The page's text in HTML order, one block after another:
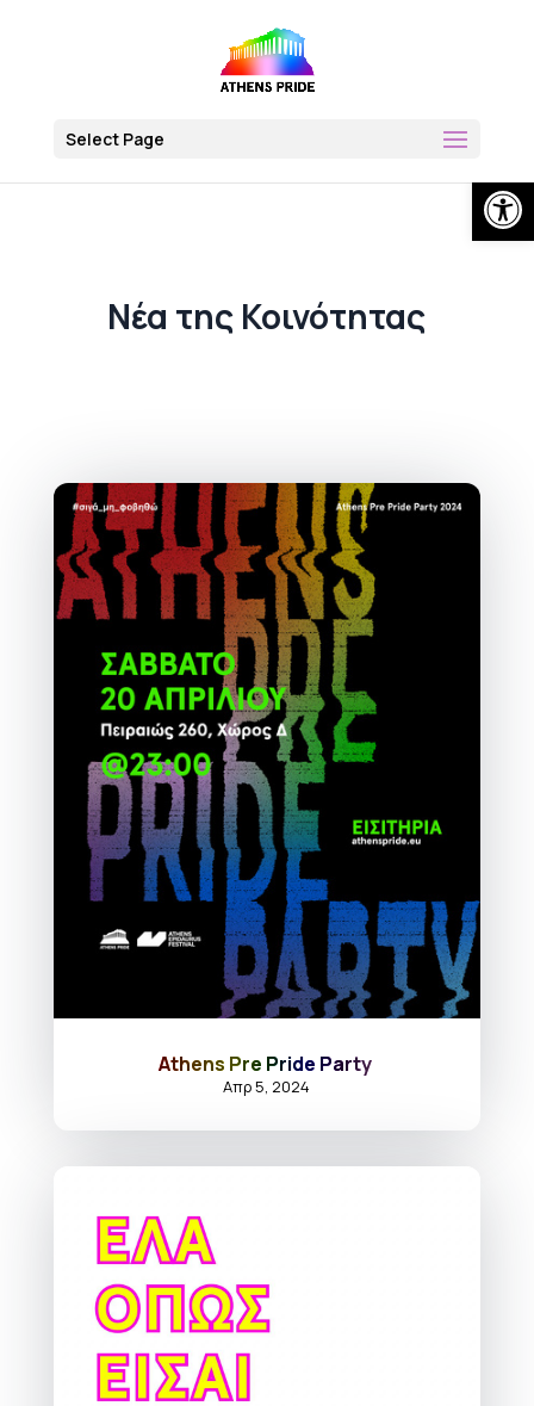
Select Page
Νέα της Κοινότητας
Athens Pre Pride Party
Απρ 5, 2024